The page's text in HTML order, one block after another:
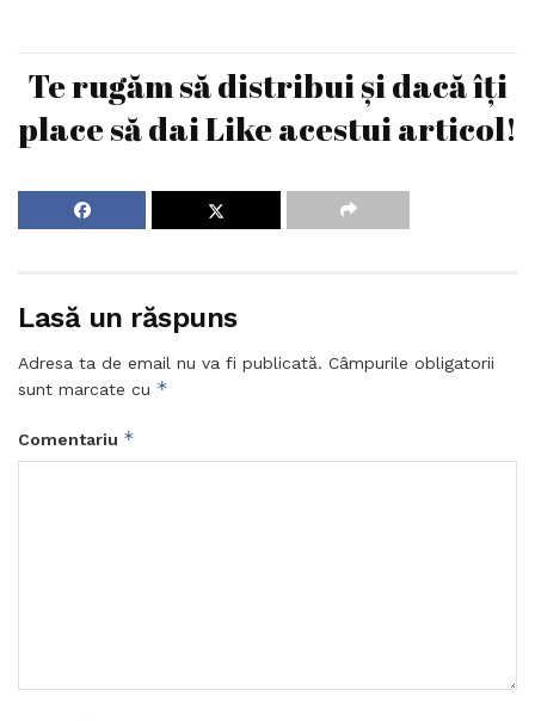
Te rugăm să distribui și dacă îți
place să dai Like acestui articol!
Lasă un răspuns
Adresa ta de email nu va fi publicată. Câmpurile obligatorii
sunt marcate cu *
Comentariu *